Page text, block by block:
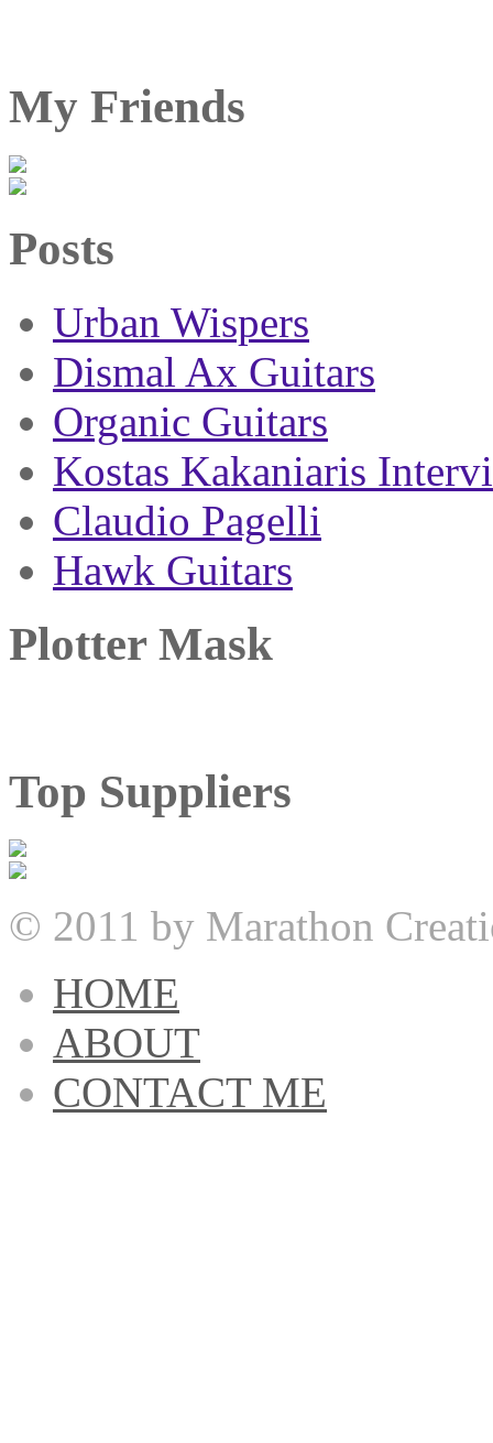
My Friends
Posts
Urban Wispers
Dismal Ax Guitars
Organic Guitars
Kostas Kakaniaris
Claudio Pagelli
Hawk Guitars
Plotter Mask
Top Suppliers
© 2011 by Marathon
HOME
ABOUT
CONTACT ME